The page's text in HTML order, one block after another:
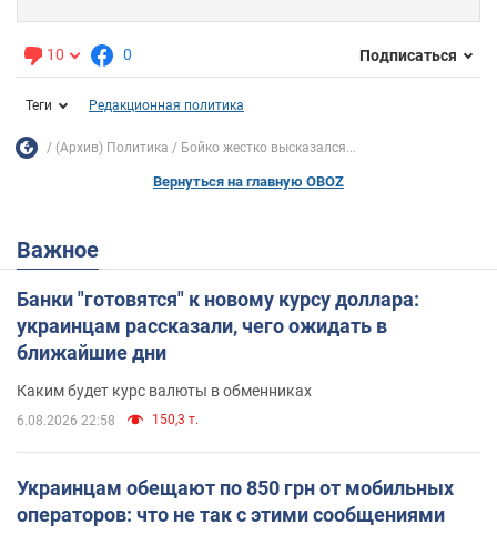
10 0 Подписаться
Теги Редакционная политика
(Архив) Политика Бойко жестко высказался...
Вернуться на главную OBOZ
Важное
Банки "готовятся" к новому курсу доллара:
украинцам рассказали, чего ожидать в
ближайшие дни
Каким будет курс валюты в обменниках
6.08.2026 22:58 150,3 т.
Украинцам обещают по 850 грн от мобильных
операторов: что не так с этими сообщениями